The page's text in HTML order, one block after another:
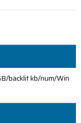
backlit kb/num/Win